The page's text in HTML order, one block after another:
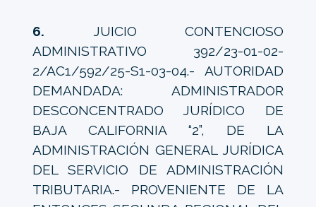
6. JUICIO CONTENCIOSO
ADMINISTRATIVO 392/23-01-02-
2/AC1/592/25-S1-03-04.- AUTORIDAD
DEMANDADA: ADMINISTRADOR
DESCONCENTRADO JURÍDICO DE
BAJA CALIFORNIA “2”, DE LA
ADMINISTRACIÓN GENERAL JURÍDICA
DEL SERVICIO DE ADMINISTRACIÓN
TRIBUTARIA.- PROVENIENTE DE LA